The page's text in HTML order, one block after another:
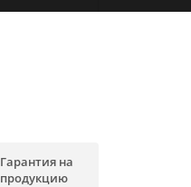
Гарантия на
продукцию